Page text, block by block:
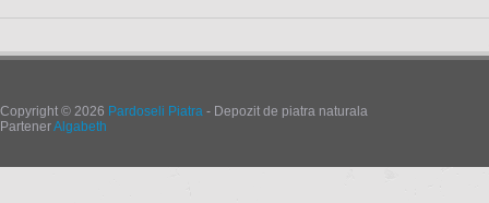
Copyright © 2026 Pardoseli Piatra - Depozit de piatra naturala
PartenerAlgabeth